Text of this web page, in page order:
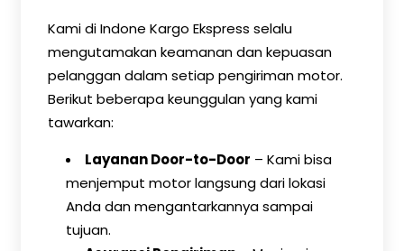
Kami di Indone Kargo Ekspress selalu
mengutamakan keamanan dan kepuasan
pelanggan dalam setiap pengiriman motor.
Berikut beberapa keunggulan yang kami
tawarkan:
Layanan Door-to-Door – Kami bisa
menjemput motor langsung dari lokasi
Anda dan mengantarkannya sampai
tujuan.